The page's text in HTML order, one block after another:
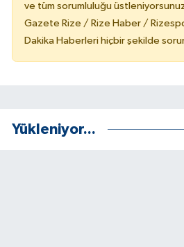
ve tüm sorumluluğu
Gazete Rize / Rize Haber /
Dakika Haberleri hiçbir şekilde
Yükleniyor...